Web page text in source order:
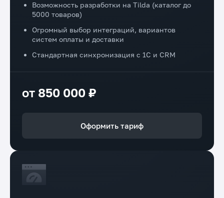
Возможность разработки на Tilda (каталог до
5000 товаров)
Огромный выбор интеграций, вариантов
систем оплаты и доставки
Стандартная синхронизация с 1С и CRM
от 850 000 ₽
Оформить тариф